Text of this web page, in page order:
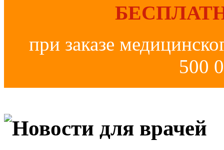
при заказе
500
Новости для врачей